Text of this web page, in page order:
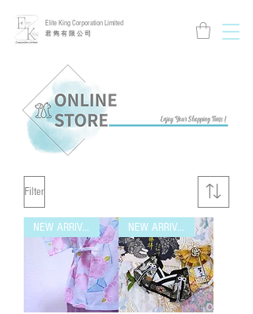
Elite King Corporation Limited
​君 雋 有 限 公 司
Filter
NEW ARRIVAL NEW ARRIVAL